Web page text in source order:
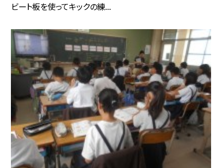
ビート板を使ってキックの練...